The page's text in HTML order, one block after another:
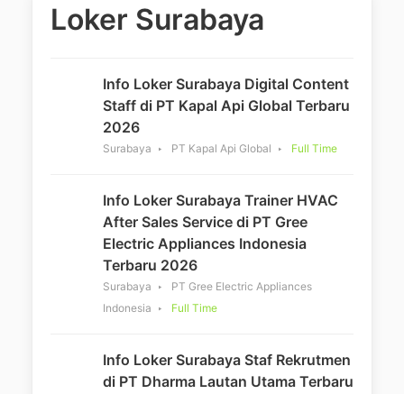
Loker Surabaya
Info Loker Surabaya Digital Content
Staff di PT Kapal Api Global Terbaru
2026
Surabaya PT Kapal Api Global Full Time
Info Loker Surabaya Trainer HVAC
After Sales Service di PT Gree
Electric Appliances Indonesia
Terbaru 2026
Surabaya
PT Gree Electric Appliances
Indonesia
Full Time
Info Loker Surabaya Staf Rekrutmen
di PT Dharma Lautan Utama Terbaru